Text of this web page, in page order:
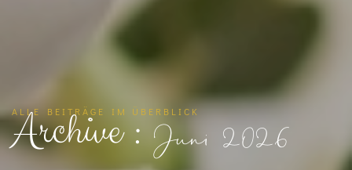
ALLE BEITRÄGE IM ÜBERBLICK
Archive :Juni 2026